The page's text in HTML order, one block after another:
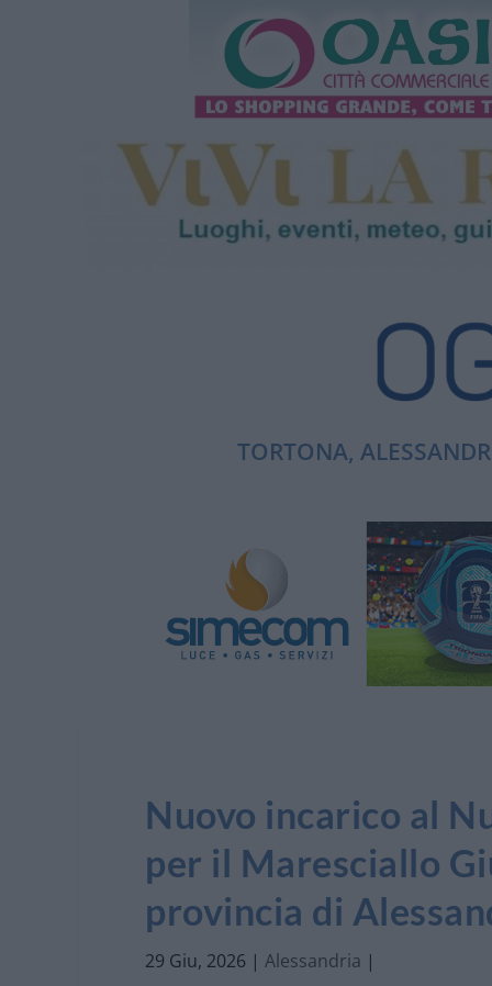
TORTONA,
Nuovo incarico al
per il Maresciallo
provincia di
29 Giu, 2026 | Alessandria |